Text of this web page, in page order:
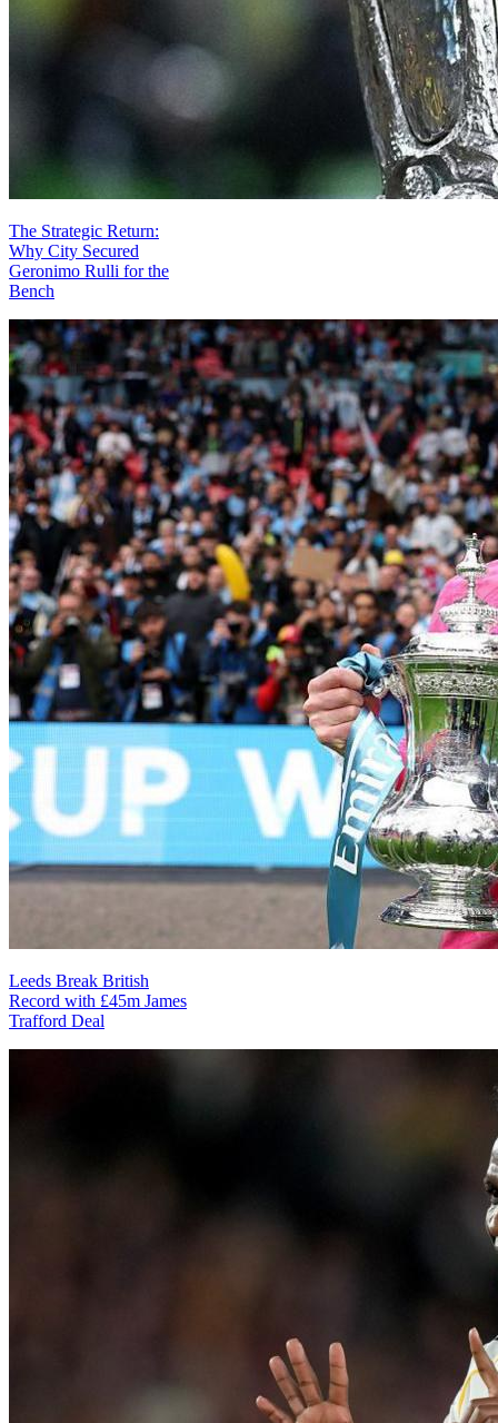
The Strategic Return:
Why City Secured
Geronimo Rulli for the
Bench
Leeds Break British
Record with £45m James
Trafford Deal